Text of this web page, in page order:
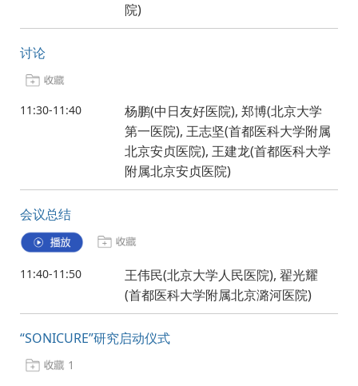
院)
讨论
11:30-11:40
杨鹏(中日友好医院), 郑博(北京大学
第一医院), 王志坚(首都医科大学附属
北京安贞医院), 王建龙(首都医科大学
附属北京安贞医院)
会议总结
11:40-11:50
王伟民(北京大学人民医院), 翟光耀
(首都医科大学附属北京潞河医院)
“SONICURE”研究启动仪式
1